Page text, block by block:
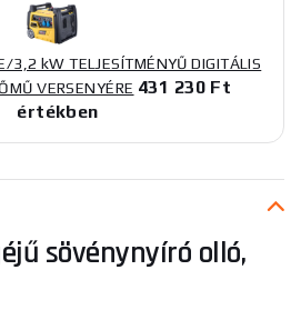
3,2 kW TELJESÍTMÉNYŰ DIGITÁLIS
VERSENYÉRE 431 230 Ft
értékben
sövénynyíró olló,